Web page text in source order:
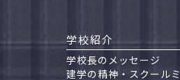
学校紹介
学校長のメッセージ
建学の精神・スクールミ